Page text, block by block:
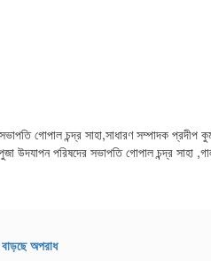
গোপাল চন্দ্র সাহা,সাধারণ সম্পাদক প্রদীপ
উদযাপন পরিষদের সভাপতি গোপাল চন্দ্র সাহা
বাড়ছে অপরাধ